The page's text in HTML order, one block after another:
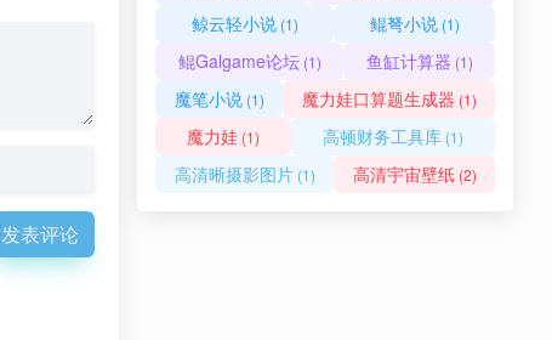
发表评论
鲸云轻小说(1) 鲲弩小说(1)
鲲Galgame论坛(1) 鱼缸计算器 (1)
魔笔小说(1) 魔力娃口算题生成器 (1)
魔力娃 (1) 高顿财务工具库 (1)
高清晰摄影图片(1) 高清宇宙壁纸(2)